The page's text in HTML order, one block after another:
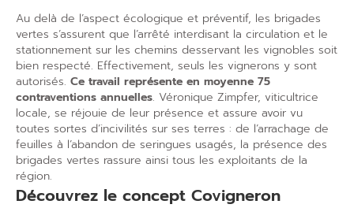
Au delà de l’aspect écologique et préventif, les brigades
vertes s’assurent que l’arrêté interdisant la circulation et le
stationnement sur les chemins desservant les vignobles soit
bien respecté. Effectivement, seuls les vignerons y sont
autorisés. Ce travail représente en moyenne 75
contraventions annuelles. Véronique Zimpfer, viticultrice
locale, se réjouie de leur présence et assure avoir vu
toutes sortes d’incivilités sur ses terres : de l’arrachage de
feuilles à l’abandon de seringues usagés, la présence des
brigades vertes rassure ainsi tous les exploitants de la
région.
Découvrez le concept Covigneron